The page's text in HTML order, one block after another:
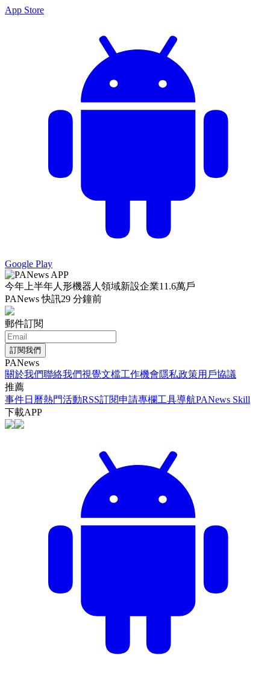
App Store
Google Play
今年上半年人形機器人領域新設企業11.6萬戶
PANews 快訊29 分鐘前
郵件訂閱
訂閱我們
PANews
關於我們聯絡我們視覺文檔工作機會隱私政策用戶協議
推薦
事件日曆熱門活動RSS訂閱申請專欄工具導航PANews Skill
下載APP